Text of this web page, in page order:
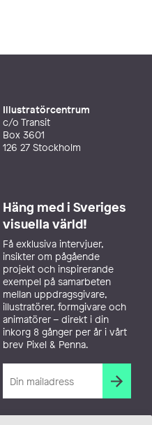
Illustratörcentrum
c/o Transit
Box 3601
126 27 Stockholm
Häng med i Sveriges
visuella värld!
Få exklusiva intervjuer,
insikter om pågående
projekt och inspirerande
exempel på samarbeten
mellan uppdragsgivare,
illustratörer, formgivare och
animatörer – direkt i din
inkorg 8 gånger per år i vårt
brev Pixel & Penna.